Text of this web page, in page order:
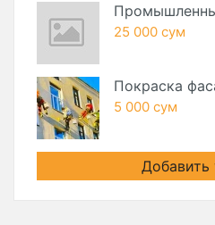
25 000 сум
Покраска
5 000 сум
Добавить